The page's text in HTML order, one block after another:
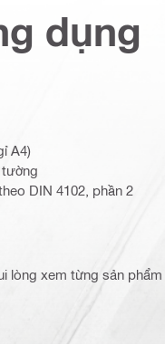
dụng
A4)
DIN 4102, phần 2
lòng xem từng sản phẩm